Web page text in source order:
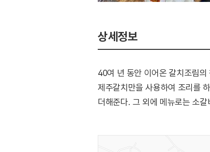
상세정보
40여 년 동안 이어온 갈치조림
제주갈치만을 사용하여 조리를
더해준다. 그 외에 메뉴로는 소